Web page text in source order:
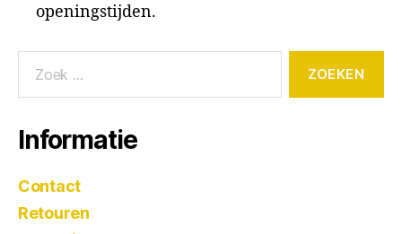
openingstijden.
Informatie
Contact
Retouren